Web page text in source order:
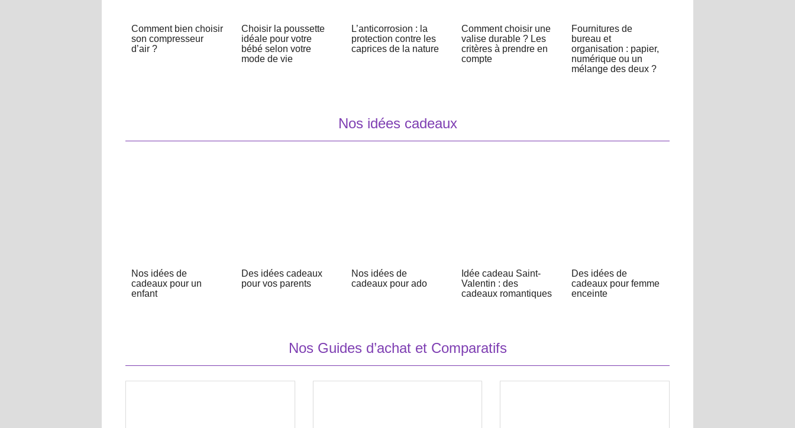
Comment bien choisir
son compresseur
d’air ?
Choisir la poussette
idéale pour votre
bébé selon votre
mode de vie
L’anticorrosion : la
protection contre les
caprices de la nature
Comment choisir une
valise durable ? Les
critères à prendre en
compte
Fournitures de
bureau et
organisation : papier,
numérique ou un
mélange des deux ?
Nos idées cadeaux
Nos idées de
cadeaux pour un
enfant
Des idées cadeaux
pour vos parents
Nos idées de
cadeaux pour ado
Idée cadeau Saint-
Valentin : des
cadeaux romantiques
Des idées de
cadeaux pour femme
enceinte
Nos Guides d’achat et Comparatifs